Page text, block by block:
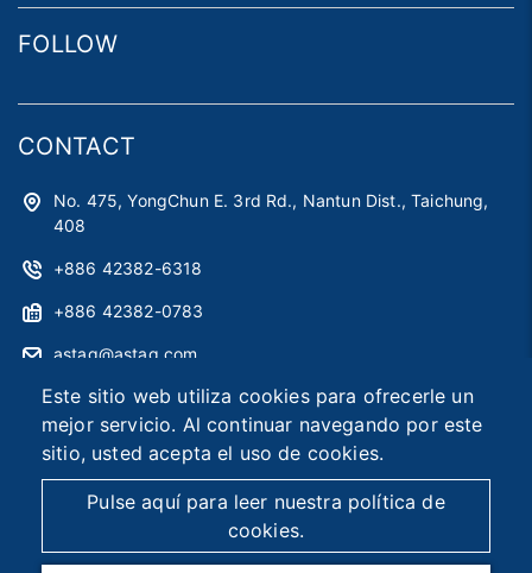
Este sitio web utiliza cookies para ofrecerle un
mejor servicio. Al continuar navegando por este
sitio, usted acepta el uso de cookies.
Pulse aquí para leer nuestra política de
cookies.
FOLLOW
CONTACT
No. 475, YongChun E. 3rd Rd., Nantun Dist., Taichung,
408
+886 42382-6318
+886 42382-0783
astag@astag.com
roger@astag.com
2026 © Asia Smart Tag Co., Ltd. Designed by首岳資訊
Mapa del sitio